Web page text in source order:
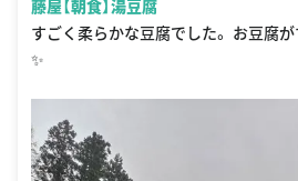
藤屋【朝食】湯豆腐
すごく柔らかな豆腐でした。 お豆腐
✨